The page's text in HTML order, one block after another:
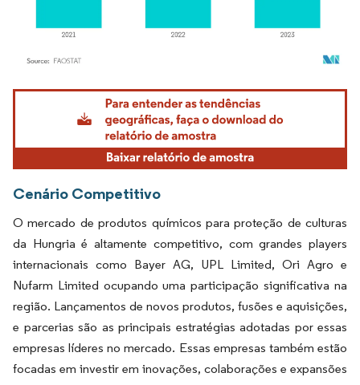
Imagem © Mordor Intelligence. O reuso requer atribuição conforme CC BY 4.0.
Cenário Competitivo
O mercado de produtos químicos para proteção de culturas
da Hungria é altamente competitivo, com grandes players
internacionais como Bayer AG, UPL Limited, Ori Agro e
Nufarm Limited ocupando uma participação significativa na
região. Lançamentos de novos produtos, fusões e aquisições,
e parcerias são as principais estratégias adotadas por essas
empresas líderes no mercado. Essas empresas também estão
focadas em investir em inovações, colaborações e expansões